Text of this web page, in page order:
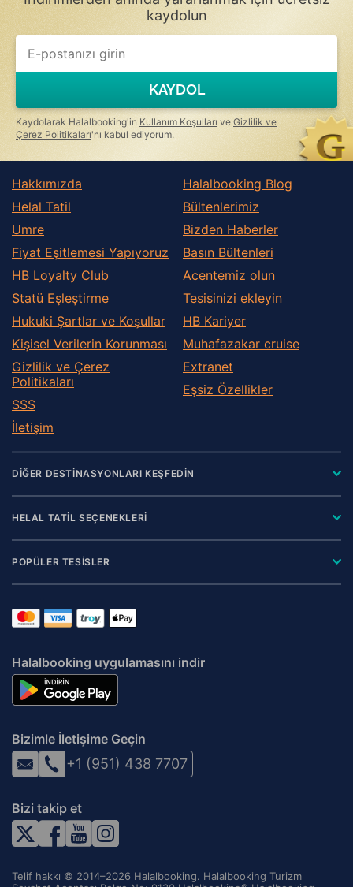
kaydolun
If
you
ignore
this
field
KAYDOL
Kaydolarak Halalbooking'in Kullanım Koşulları ve Gizlilik ve
Çerez Politikaları'nı kabul ediyorum.
Hakkımızda
Helal Tatil
Umre
Fiyat Eşitlemesi Yapıyoruz
HB Loyalty Club
Statü Eşleştirme
Hukuki Şartlar ve Koşullar
Kişisel Verilerin Korunması
Gizlilik ve Çerez
Politikaları
SSS
İletişim
Halalbooking Blog
Bültenlerimiz
Bizden Haberler
Basın Bültenleri
Acentemiz olun
Tesisinizi ekleyin
HB Kariyer
Muhafazakar сruise
Extranet
Eşsiz Özellikler
DİĞER DESTİNASYONLARI KEŞFEDİN
HELAL TATİL SEÇENEKLERİ
POPÜLER TESİSLER
Halalbooking uygulamasını indir
Bizimle İletişime Geçin
+1 (951) 438 7707
Bizi takip et
Telif hakkı © 2014–2026 Halalbooking. Halalbooking Turizm